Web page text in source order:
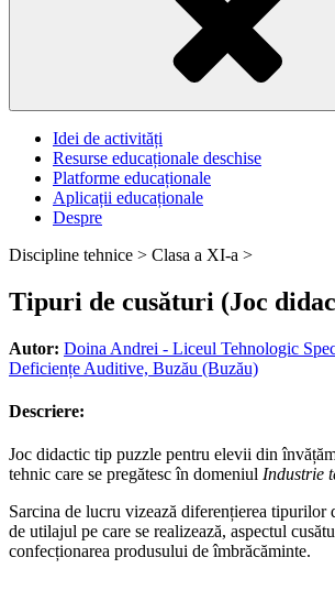
Idei de activități
Resurse educaționale deschise
Platforme educaționale
Aplicații educaționale
Despre
Discipline tehnice > Clasa a XI-a >
Tipuri de cusături (Joc
Autor: Doina Andrei - Liceul Tehnologic
Deficiențe Auditive, Buzău (Buzău)
Descriere:
Joc didactic tip puzzle pentru elevii din
tehnic care se pregătesc în domeniul Industrie
Sarcina de lucru vizează diferențierea tipurilor
de utilajul pe care se realizează, aspectul
confecționarea produsului de îmbrăcăminte.